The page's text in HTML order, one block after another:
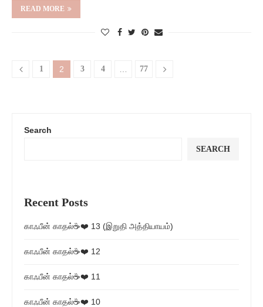
READ MORE
1 2 3 4 77
Search
SEARCH
Recent Posts
காஃபீன் காதல்☕❤️ 13 (இறுதி அத்தியாயம்)
காஃபீன் காதல்☕❤️ 12
காஃபீன் காதல்☕❤️ 11
காஃபீன் காதல்☕❤️ 10